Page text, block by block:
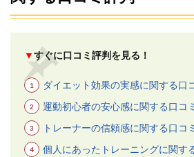
3.トレ
知識
と経
験豊
富で
専門
性が
高い
3.4
▼すぐに口コミ評判を見る！
ダイエット効果の実感に関する口
運動初心者の安心感に関する口コ
トレーナーの信頼感に関する口コ
個人にあったトレーニングに関す